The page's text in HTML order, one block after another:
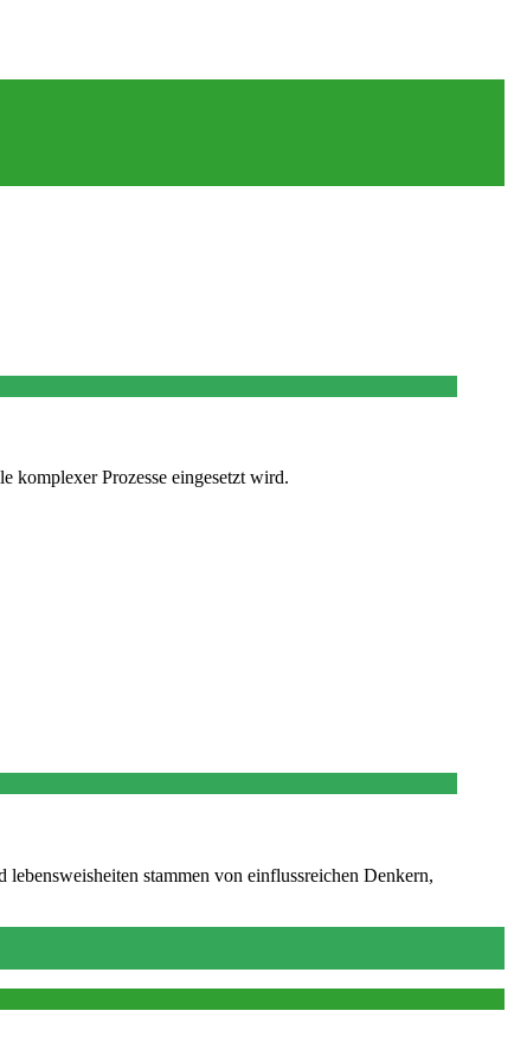
komplexer Prozesse eingesetzt wird.
lebensweisheiten stammen von einflussreichen Denkern,